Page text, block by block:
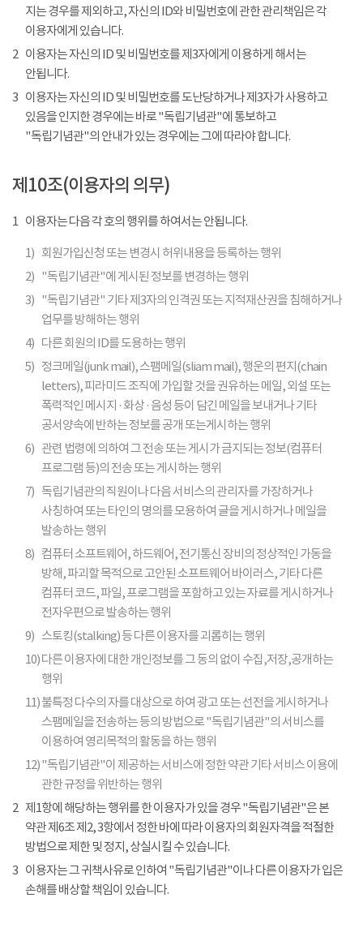
지는 경우를 제외하고, 자신의 ID와 비밀번호에 관한 관리책임은 각
이용자에게 있습니다.
2 이용자는 자신의 ID 및 비밀번호를 제3자에게 이용하게 해서는
안됩니다.
3 이용자는 자신의 ID 및 비밀번호를 도난당하거나 제3자가 사용하고
있음을 인지한 경우에는 바로 "독립기념관"에 통보하고
"독립기념관"의 안내가 있는 경우에는 그에 따라야 합니다.
제10조(이용자의 의무)
1 이용자는 다음 각 호의 행위를 하여서는 안됩니다.
1) 회원가입신청 또는 변경시 허위내용을 등록하는 행위
2) "독립기념관"에 게시된 정보를 변경하는 행위
3) "독립기념관" 기타 제3자의 인격권 또는 지적재산권을 침해하거나
업무를 방해하는 행위
4) 다른 회원의 ID를 도용하는 행위
5) 정크메일(junk mail), 스팸메일(sliam mail), 행운의 편지(chain
letters), 피라미드 조직에 가입할 것을 권유하는 메일, 외설 또는
폭력적인 메시지 · 화상 · 음성 등이 담긴 메일을 보내거나 기타
공서양속에 반하는 정보를 공개 또는게시하는 행위
6) 관련 법령에 의하여 그 전송 또는 게시가 금지되는 정보(컴퓨터
프로그램 등)의 전송 또는 게시하는 행위
7) 독립기념관의 직원이나 다음 서비스의 관리자를 가장하거나
사칭하여 또는 타인의 명의를 모용하여 글을 게시하거나 메일을
발송하는 행위
8) 컴퓨터 소프트웨어, 하드웨어, 전기통신 장비의 정상적인 가동을
방해, 파괴할 목적으로 고안된 소프트웨어 바이러스, 기타 다른
컴퓨터 코드, 파일, 프로그램을 포함하고 있는 자료를 게시하거나
전자우편으로 발송하는 행위
9) 스토킹(stalking) 등 다른 이용자를 괴롭히는 행위
10)다른 이용자에 대한 개인정보를 그 동의 없이 수집,저장,공개하는
행위
11)불특정 다수의 자를 대상으로 하여 광고 또는 선전을 게시하거나
스팸메일을 전송하는 등의 방법으로 "독립기념관"의 서비스를
이용하여 영리목적의 활동을 하는 행위
12)"독립기념관"이 제공하는 서비스에 정한 약관 기타 서비스 이용에
관한 규정을 위반하는 행위
2 제1항에 해당하는 행위를 한 이용자가 있을 경우 "독립기념관"은 본
약관 제6조 제2, 3항에서 정한 바에 따라 이용자의 회원자격을 적절한
방법으로 제한 및 정지, 상실시킬 수 있습니다.
3 이용자는 그 귀책사유로 인하여 "독립기념관"이나 다른 이용자가 입은
손해를 배상할 책임이 있습니다.